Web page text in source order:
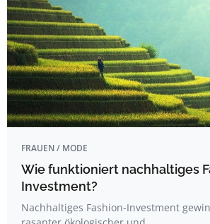
FRAUEN / MODE
Wie funktioniert nachhaltiges
Investment?
Nachhaltiges Fashion-Investment